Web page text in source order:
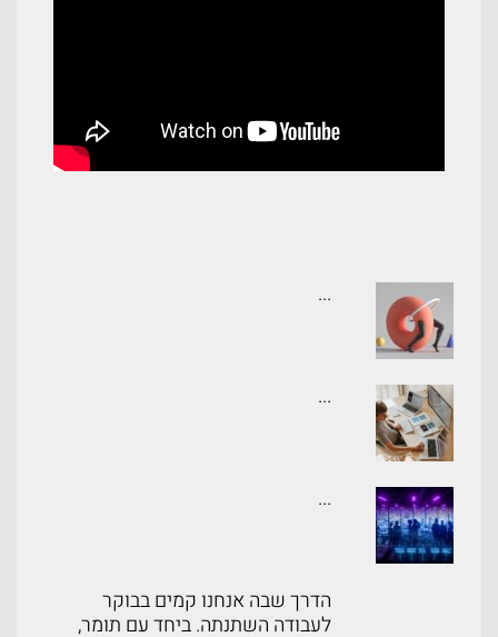
...
...
...
הדרך שבה אנחנו קמים בבוקר
לעבודה השתנתה. ביחד עם תומר,